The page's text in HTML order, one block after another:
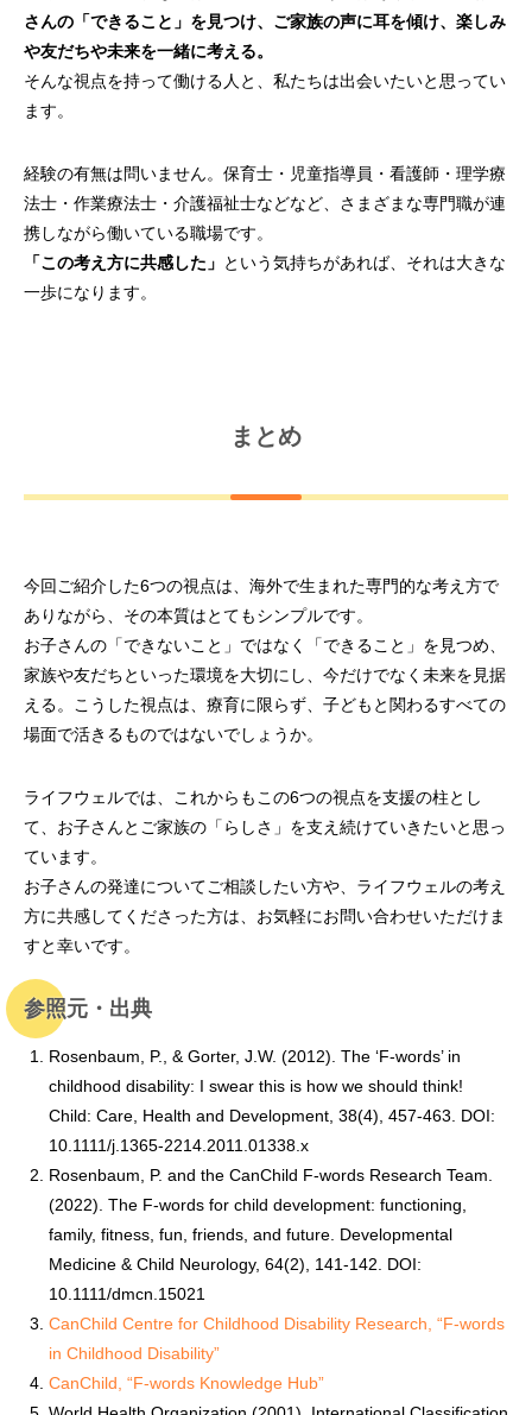
さんの「できること」を見つけ、ご家族の声に耳を傾け、楽しみ
や友だちや未来を一緒に考える。
そんな視点を持って働ける人と、私たちは出会いたいと思ってい
ます。
経験の有無は問いません。保育士・児童指導員・看護師・理学療
法士・作業療法士・介護福祉士などなど、さまざまな専門職が連
携しながら働いている職場です。
「この考え方に共感した」 という気持ちがあれば、それは大きな
一歩になります。
まとめ
今回ご紹介した6つの視点は、海外で生まれた専門的な考え方で
ありながら、その本質はとてもシンプルです。
お子さんの「できないこと」ではなく「できること」を見つめ、
家族や友だちといった環境を大切にし、今だけでなく未来を見据
える。こうした視点は、療育に限らず、子どもと関わるすべての
場面で活きるものではないでしょうか。
ライフウェルでは、これからもこの6つの視点を支援の柱とし
て、お子さんとご家族の「らしさ」を支え続けていきたいと思っ
ています。
お子さんの発達についてご相談したい方や、ライフウェルの考え
方に共感してくださった方は、お気軽にお問い合わせいただけま
すと幸いです。
参照元・出典
Rosenbaum, P., & Gorter, J.W. (2012). The ‘F-words’ in
childhood disability: I swear this is how we should think!
Child: Care, Health and Development, 38(4), 457-463. DOI:
10.1111/j.1365-2214.2011.01338.x
Rosenbaum, P. and the CanChild F-words Research Team.
(2022). The F-words for child development: functioning,
family, fitness, fun, friends, and future. Developmental
Medicine & Child Neurology, 64(2), 141-142. DOI:
10.1111/dmcn.15021
CanChild Centre for Childhood Disability Research, “F-words
in Childhood Disability”
CanChild, “F-words Knowledge Hub”